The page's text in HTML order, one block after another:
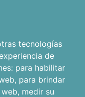
tecnologías
de
para habilitar
, para brindar
, medir su